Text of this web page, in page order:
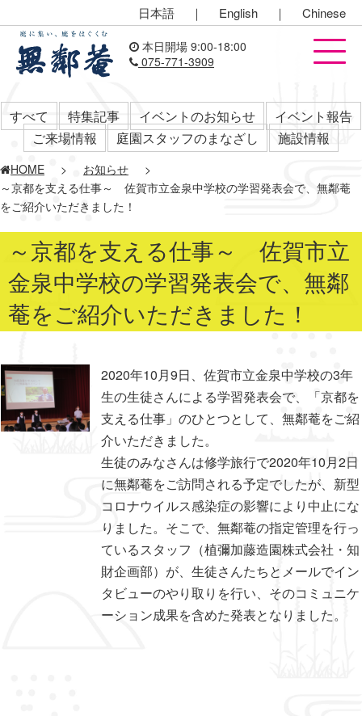
日本語 ｜ English ｜ Chinese
本日開場 9:00-18:00
075-771-3909
すべて 特集記事 イベントのお知らせ
イベント報告
ご来場情報
庭園スタッフのまなざし 施設情報
HOME > お知らせ
>
～京都を支える仕事～ 佐賀市立金泉中学校の学習発表会で、無鄰菴
をご紹介いただきました！
～京都を支える仕事～ 佐賀市立
金泉中学校の学習発表会で、無鄰
菴をご紹介いただきました！
2020年10月9日、佐賀市立金泉中学校の3年
生の生徒さんによる学習発表会で、「京都を
支える仕事」のひとつとして、無鄰菴をご紹
介いただきました。
生徒のみなさんは修学旅行で2020年10月2日
に無鄰菴をご訪問される予定でしたが、新型
コロナウイルス感染症の影響により中止にな
りました。そこで、無鄰菴の指定管理を行っ
ているスタッフ（植彌加藤造園株式会社・知
財企画部）が、生徒さんたちとメールでイン
タビューのやり取りを行い、そのコミュニケ
ーション成果を含めた発表となりました。